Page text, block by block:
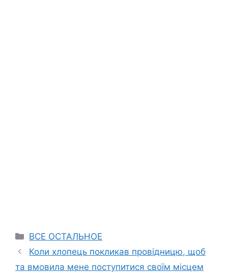
Categories
ВСЕ ОСТАЛЬНОЕ
Коли хлопець покликав провідницю, щоб
та вмовила мене поступитися своїм місцем